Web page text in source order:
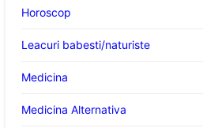
Horoscop
Leacuri babesti/naturiste
Medicina
Medicina Alternativa